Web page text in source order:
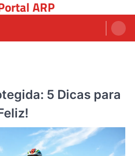
ARP
5 Dicas para